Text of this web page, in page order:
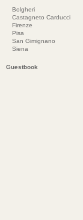
Bolgheri
Castagneto Carducci
Firenze
Pisa
San Gimignano
Siena
Guestbook